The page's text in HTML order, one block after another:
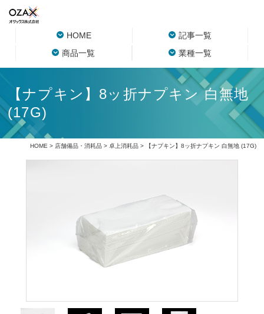
HOME
記事一覧
商品一覧
業種一覧
【ナプキン】8ッ折ナプキン 白無地
(17G)
HOME > 店舗備品・消耗品> 卓上消耗品> 【ナプキン】8ッ折ナプキン 白無地 (17G)